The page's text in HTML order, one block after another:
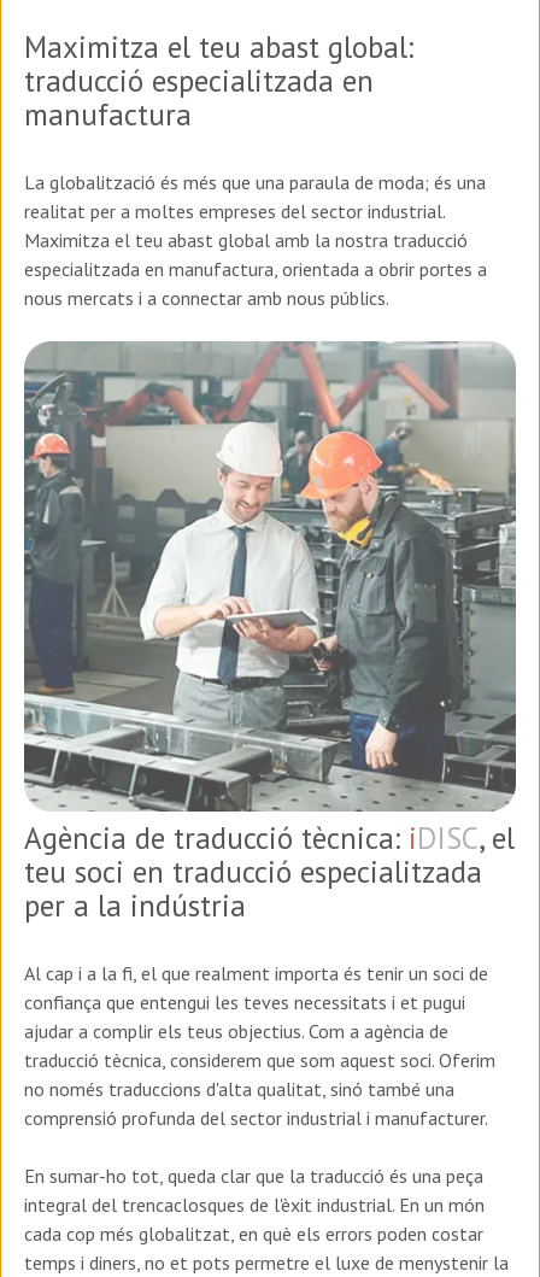
Maximitza el teu abast global:
traducció especialitzada en
manufactura
La globalització és més que una paraula de moda; és una
realitat per a moltes empreses del sector industrial.
Maximitza el teu abast global amb la nostra traducció
especialitzada en manufactura, orientada a obrir portes a
nous mercats i a connectar amb nous públics.
Agència de traducció tècnica: iDISC, el
teu soci en traducció especialitzada
per a la indústria
Al cap i a la fi, el que realment importa és tenir un soci de
confiança que entengui les teves necessitats i et pugui
ajudar a complir els teus objectius. Com a agència de
traducció tècnica, considerem que som aquest soci. Oferim
no només traduccions d'alta qualitat, sinó també una
comprensió profunda del sector industrial i manufacturer.
En sumar-ho tot, queda clar que la traducció és una peça
integral del trencaclosques de l'èxit industrial. En un món
cada cop més globalitzat, en què els errors poden costar
temps i diners, no et pots permetre el luxe de menystenir la